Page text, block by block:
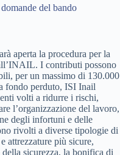
del bando
aperta la procedura per la
I contributi possono
per un massimo di 130.000
fondo perduto, ISI Inail
volti a ridurre i rischi,
l’organizzazione del lavoro,
degli infortuni e delle
rivolti a diverse tipologie di
attrezzature più sicure,
sicurezza, la bonifica di